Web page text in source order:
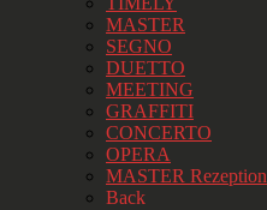
MASTER
SEGNO
DUETTO
MEETING
GRAFFITI
CONCERTO
OPERA
MASTER Rezeption
Back